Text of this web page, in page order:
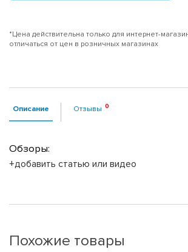
*Цена действительна только для интернет-
отличаться от цен в розничных магазинах
Описание Отзывы
Обзоры:
+добавить статью или видео
Похожие товары